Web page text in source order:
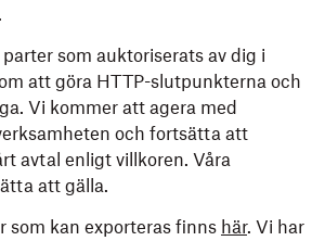
.
som auktoriserats av dig i
att göra HTTP-slutpunkterna och
Vi kommer att agera med
och fortsätta att
avtal enligt villkoren. Våra
att gälla.
kan exporteras finns här. Vi har